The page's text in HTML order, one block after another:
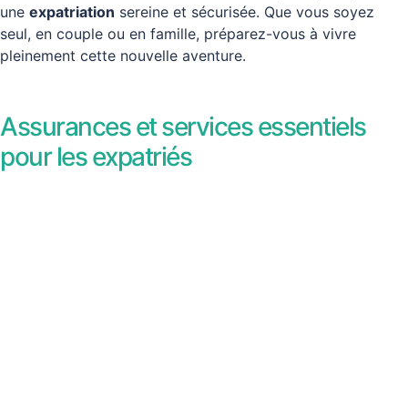
une expatriation sereine et sécurisée. Que vous soyez
seul, en couple ou en famille, préparez-vous à vivre
pleinement cette nouvelle aventure.
Assurances et services essentiels
pour les expatriés